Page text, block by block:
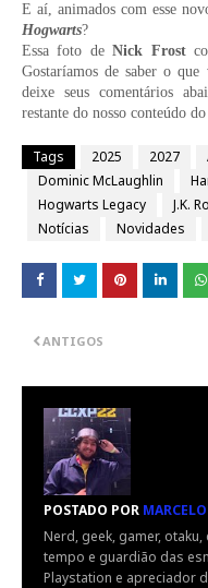
E aí, animados com esse
Hogwarts?
Essa foto deNick Frost
Gostaríamos de saber o que
deixe seus comentários
restante do nosso conteúdo do
Tags 2025 2027
Dominic McLaughlin
Hogwarts Legacy
J.K.
Notícias
Novidades
ANTIGOS
POSTADO POR
Nerd, geek, gamer,
tempo e guardião das
Playstation e apreciador